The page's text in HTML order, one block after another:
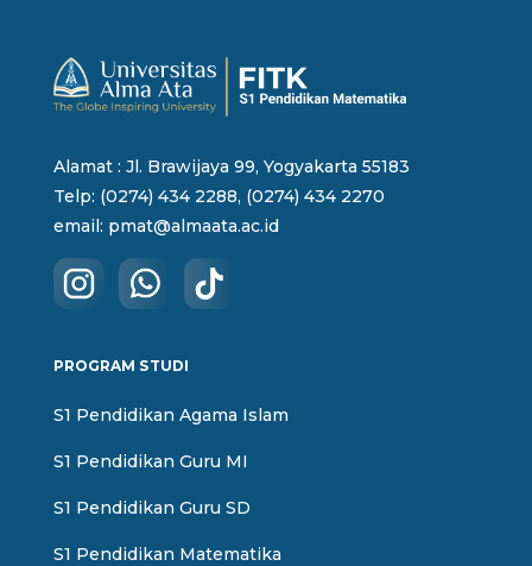
Alamat : Jl. Brawijaya 99, Yogyakarta 55183
Telp: (0274) 434 2288, (0274) 434 2270
email: pmat@almaata.ac.id
PROGRAM STUDI
S1 Pendidikan Agama Islam
S1 Pendidikan Guru MI
S1 Pendidikan Guru SD
S1 Pendidikan Matematika